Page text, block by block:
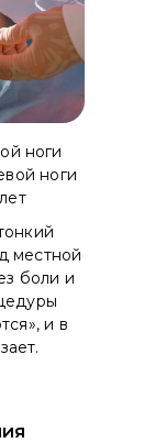
ноги
ноги
лет
местной
боли и
и в